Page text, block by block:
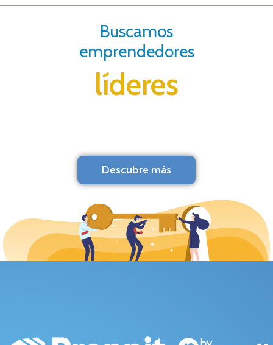
Buscamos
emprendedores
líderes
Descubre más